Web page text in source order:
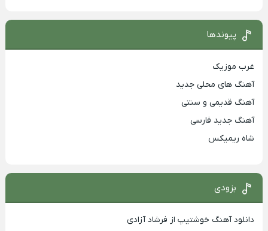
پیوندها
غرب موزیک
آهنگ های محلی جدید
آهنگ قدیمی و سنتی
آهنگ جدید فارسی
شاه ریمیکس
بزودی
دانلود آهنگ خوشتیپ از فرشاد آزادی